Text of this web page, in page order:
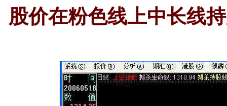
股价在粉色线上中长线